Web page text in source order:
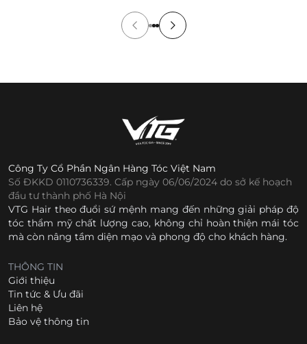
Công Ty Cổ Phần Ngân Hàng Tóc Việt Nam
Số ĐKKD 0110736339. Cấp ngày 06/06/2024 do sở kế hoạch
đầu tư thành phố Hà Nội
VTG Hair theo đuổi sứ mệnh mang đến những giải pháp độ
tóc thẩm mỹ chất lượng cao, không chỉ hoàn thiện mái tóc
mà còn nâng tầm diện mạo và phong độ cho khách hàng.
THÔNG TIN
Giới thiệu
Tin tức & Ưu đãi
Liên hệ
Bảo vệ thông tin